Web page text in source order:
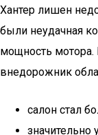
Хантер лишен
были неудачная
мощность
внедорожник
салон стал
значительно